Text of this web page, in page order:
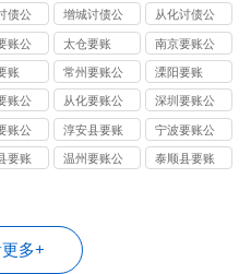
债公
增城讨债公
司
从化讨债公
司
账公
太仓要账
南京要账公
司
账
常州要账公
司
溧阳要账
账公
从化要账公
司
深圳要账公
司
账公
淳安县要账
宁波要账公
司
要账
温州要账公
泰顺县要账
多+